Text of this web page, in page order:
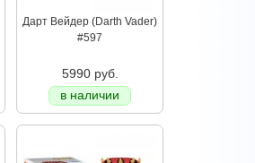
Дарт Вейдер (Darth Vader)
#597
5990 руб.
в наличии